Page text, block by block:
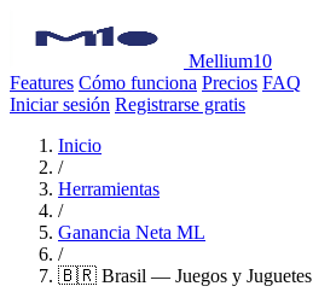
Mellium10
Features Cómo funciona Precios FAQ
Iniciar sesión Registrarse gratis
Inicio
/
Herramientas
/
Ganancia Neta ML
/
🇧🇷 Brasil — Juegos y Juguetes